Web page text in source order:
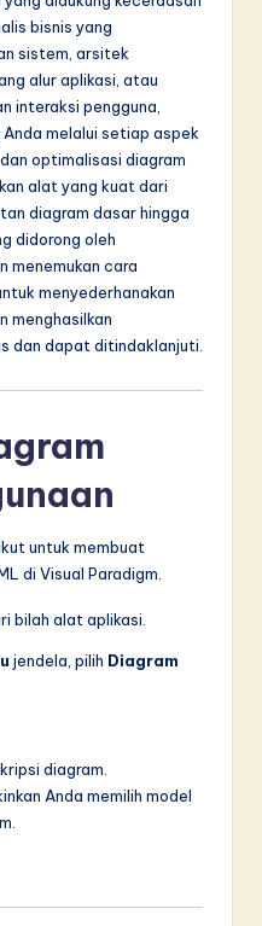
bisnis yang
sistem, arsitek
alur aplikasi, atau
interaksi pengguna,
melalui setiap aspek
optimalisasi diagram
alat yang kuat dari
diagram dasar hingga
didorong oleh
menemukan cara
menyederhanakan
menghasilkan
dan dapat ditindaklanjuti.
untuk membuat
di Visual Paradigm.
bilah alat aplikasi.
jendela, pilih Diagram
diagram.
Anda memilih model